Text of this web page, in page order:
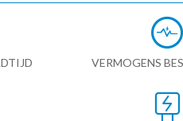
VERMOGENS